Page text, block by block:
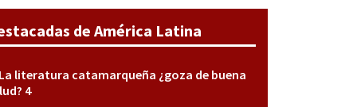
de América Latina
literatura catamarqueña ¿goza de buena
4